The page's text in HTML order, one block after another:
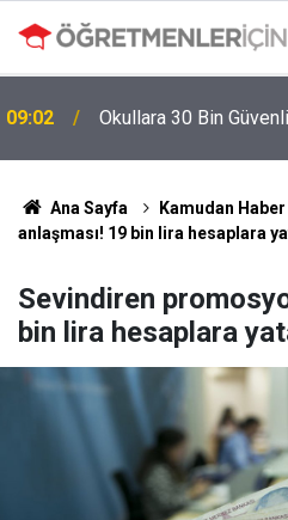
09:02 Okullara 30 Bin
Ana Sayfa Kamudan Haber
anlaşması! 19 bin lira hesaplara
Sevindiren
bin lira hesaplara